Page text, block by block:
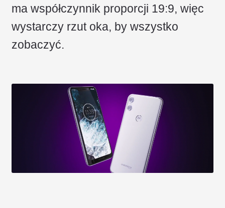
ma współczynnik proporcji 19:9, więc
wystarczy rzut oka, by wszystko
zobaczyć.